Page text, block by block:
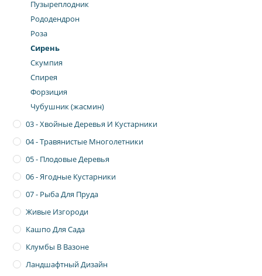
Пузыреплодник
Рододендрон
Роза
Сирень
Скумпия
Спирея
Форзиция
Чубушник (жасмин)
03 - Хвойные Деревья И Кустарники
04 - Травянистые Многолетники
05 - Плодовые Деревья
06 - Ягодные Кустарники
07 - Рыба Для Пруда
Живые Изгороди
Кашпо Для Сада
Клумбы В Вазоне
Ландшафтный Дизайн